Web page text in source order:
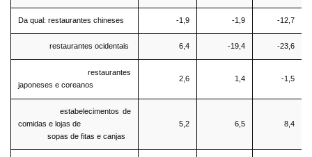
Da qual: restaurantes chineses -1,9 -1,9 -12,7
restaurantes ocidentais 6,4 -19,4 -23,6
restaurantes
japoneses e coreanos
2,6 1,4 -1,5
estabelecimentos de
comidas e lojas de
sopas de fitas e canjas
5,2 6,5 8,4